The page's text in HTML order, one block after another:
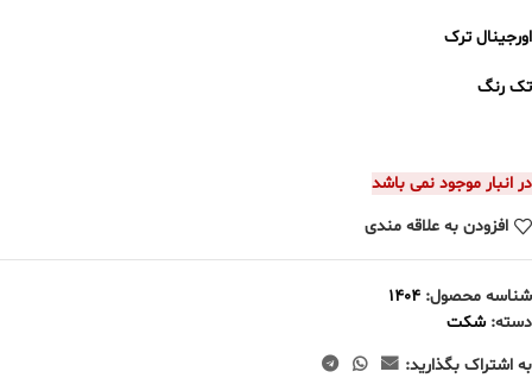
اورجینال ترک
تک رنگ
در انبار موجود نمی باشد
افزودن به علاقه مندی
شناسه محصول: 1404
دسته: شکت
به اشتراک بگذارید: